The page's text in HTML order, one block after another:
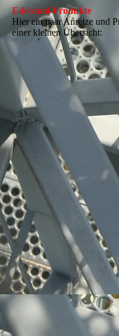
Edelstahl-Produkte
Hier ein paar Anreize und
einer kleinen Übersicht: